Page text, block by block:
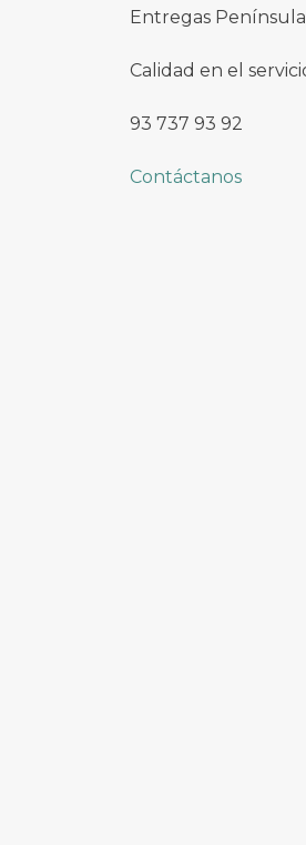
Entregas
Calidad en el
93 737 93 92
Contáctanos